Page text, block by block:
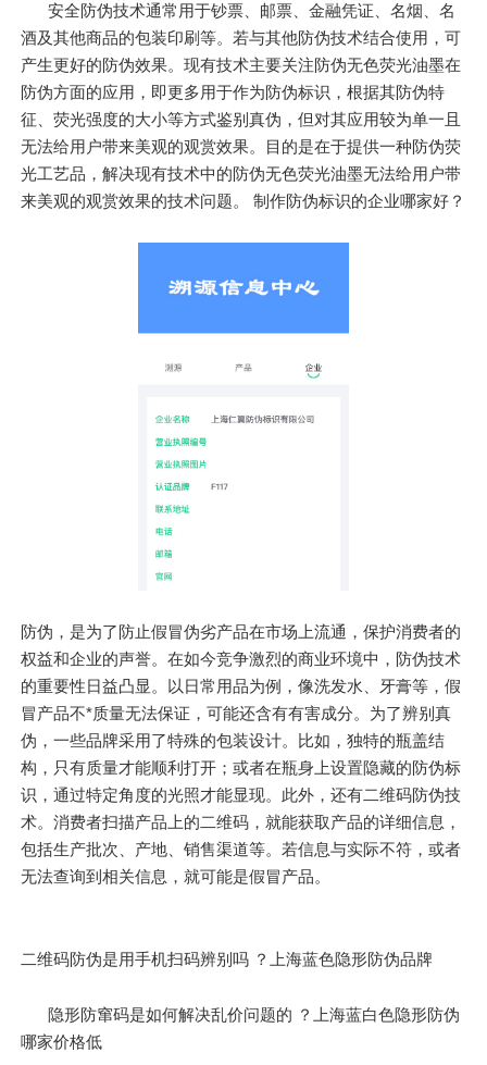
安全防伪技术通常用于钞票、邮票、金融凭证、名烟、名
酒及其他商品的包装印刷等。若与其他防伪技术结合使用，可
产生更好的防伪效果。现有技术主要关注防伪无色荧光油墨在
防伪方面的应用，即更多用于作为防伪标识，根据其防伪特
征、荧光强度的大小等方式鉴别真伪，但对其应用较为单一且
无法给用户带来美观的观赏效果。目的是在于提供一种防伪荧
光工艺品，解决现有技术中的防伪无色荧光油墨无法给用户带
来美观的观赏效果的技术问题。 制作防伪标识的企业哪家好？
防伪，是为了防止假冒伪劣产品在市场上流通，保护消费者的
权益和企业的声誉。在如今竞争激烈的商业环境中，防伪技术
的重要性日益凸显。以日常用品为例，像洗发水、牙膏等，假
冒产品不*质量无法保证，可能还含有有害成分。为了辨别真
伪，一些品牌采用了特殊的包装设计。比如，独特的瓶盖结
构，只有质量才能顺利打开；或者在瓶身上设置隐藏的防伪标
识，通过特定角度的光照才能显现。此外，还有二维码防伪技
术。消费者扫描产品上的二维码，就能获取产品的详细信息，
包括生产批次、产地、销售渠道等。若信息与实际不符，或者
无法查询到相关信息，就可能是假冒产品。
二维码防伪是用手机扫码辨别吗 ？上海蓝色隐形防伪品牌
隐形防窜码是如何解决乱价问题的 ？上海蓝白色隐形防伪
哪家价格低